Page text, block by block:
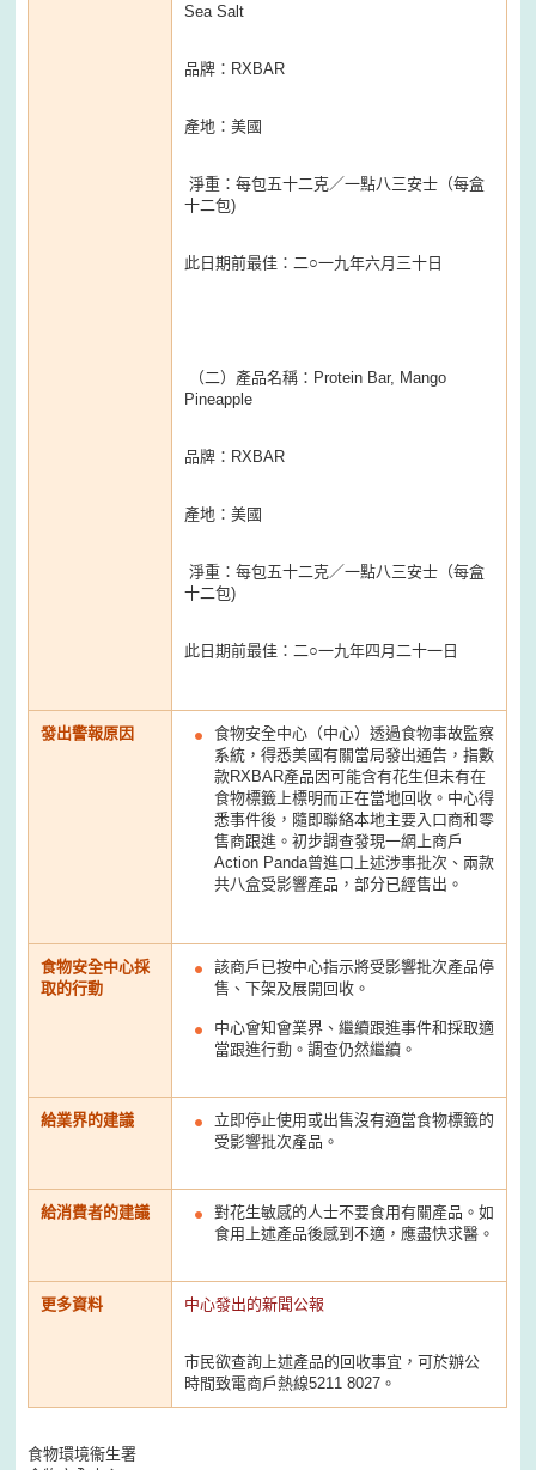
Sea Salt
品牌：RXBAR
產地：美國
淨重：每包五十二克／一點八三安士（每盒
十二包)
此日期前最佳：二○一九年六月三十日
（二）產品名稱：Protein Bar, Mango
Pineapple
品牌：RXBAR
產地：美國
淨重：每包五十二克／一點八三安士（每盒
十二包)
此日期前最佳：二○一九年四月二十一日
發出警報原因
食物安全中心（中心）透過食物事故監察
系統，得悉美國有關當局發出通告，指數
款RXBAR產品因可能含有花生但未有在
食物標籤上標明而正在當地回收。中心得
悉事件後，隨即聯絡本地主要入口商和零
售商跟進。初步調查發現一網上商戶
Action Panda曾進口上述涉事批次、兩款
共八盒受影響產品，部分已經售出。
食物安全中心採
取的行動
該商戶已按中心指示將受影響批次產品停
售、下架及展開回收。
中心會知會業界、繼續跟進事件和採取適
當跟進行動。調查仍然繼續。
給業界的建議
立即停止使用或出售沒有適當食物標籤的
受影響批次產品。
給消費者的建議
對花生敏感的人士不要食用有關產品。如
食用上述產品後感到不適，應盡快求醫。
更多資料 中心發出的新聞公報
市民欲查詢上述產品的回收事宜，可於辦公
時間致電商戶熱線5211 8027。
食物環境衞生署